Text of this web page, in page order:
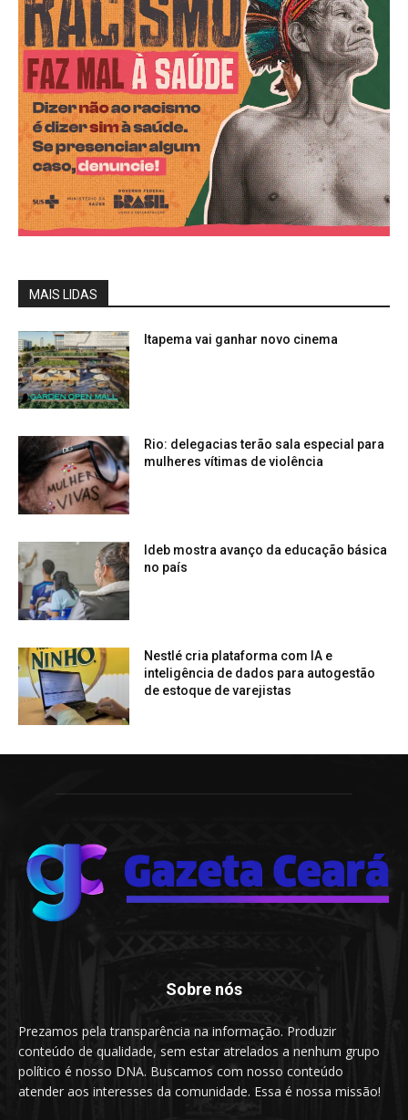
MAIS LIDAS
Itapema vai ganhar novo cinema
Rio: delegacias terão sala especial para
mulheres vítimas de violência
Ideb mostra avanço da educação básica
no país
Nestlé cria plataforma com IA e
inteligência de dados para autogestão
de estoque de varejistas
Sobre nós
Prezamos pela transparência na informação. Produzir
conteúdo de qualidade, sem estar atrelados a nenhum grupo
político é nosso DNA. Buscamos com nosso conteúdo
atender aos interesses da comunidade. Essa é nossa missão!